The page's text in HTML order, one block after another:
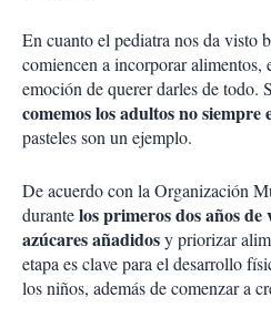
En cuanto el pediatra nos da visto
comiencen a incorporar alimentos,
emoción de querer darles de todo.
comemos los adultos no siempre
pasteles son un ejemplo.
De acuerdo con la Organización
durantelos primeros dos años de
azúcares añadidosy priorizar
etapa es clave para el desarrollo
los niños, además de comenzar a